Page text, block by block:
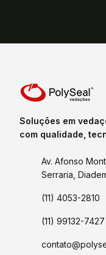
Soluções em
com qualidade,
Av. Afonso
Serraria,
(11) 4053-2810
(11) 99132-7427